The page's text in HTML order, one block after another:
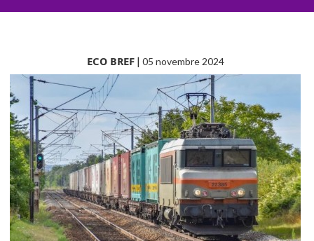
ECO BREF| 05 novembre 2024